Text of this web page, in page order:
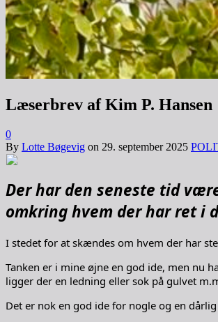
Læserbrev af Kim P. Hansen
0
By Lotte Bøgevig on 29. september 2025
Der har den seneste tid
omkring hvem der har ret i
I stedet for at skændes om hvem der har
Tanken er i mine øjne en god ide, men nu
ligger der en ledning eller sok på gulvet
Det er nok en god ide for nogle og en